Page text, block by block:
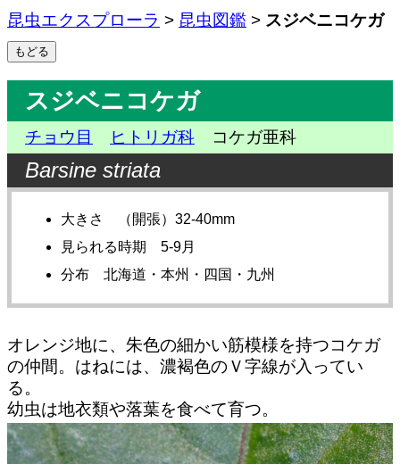
昆虫エクスプローラ > 昆虫図鑑 > スジベニコケガ
スジベニコケガ
チョウ目 ヒトリガ科 コケガ亜科
Barsine striata
大きさ （開張）32-40mm
見られる時期 5-9月
分布 北海道・本州・四国・九州
オレンジ地に、朱色の細かい筋模様を持つコケガ
の仲間。はねには、濃褐色のＶ字線が入ってい
る。
幼虫は地衣類や落葉を食べて育つ。